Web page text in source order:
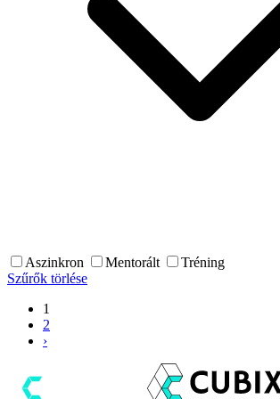
Aszinkron Mentorált
Tréning
Szűrők törlése
1
2
›